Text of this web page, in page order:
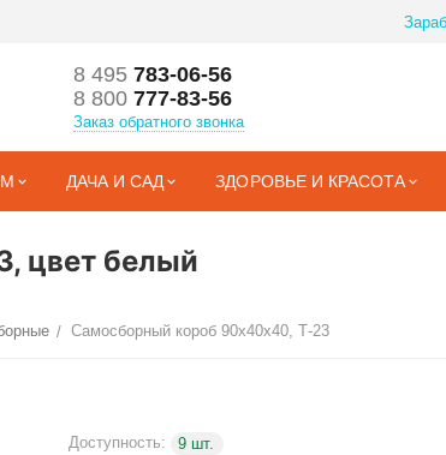
8 495783-06-56
8 800777-83-56
Заказ обратного звонка
ДАЧА И САД ЗДОРОВЬЕ И КРАСОТА
цвет белый
/ Самосборный короб 90х40х40, Т-23
Доступность: 9 шт.